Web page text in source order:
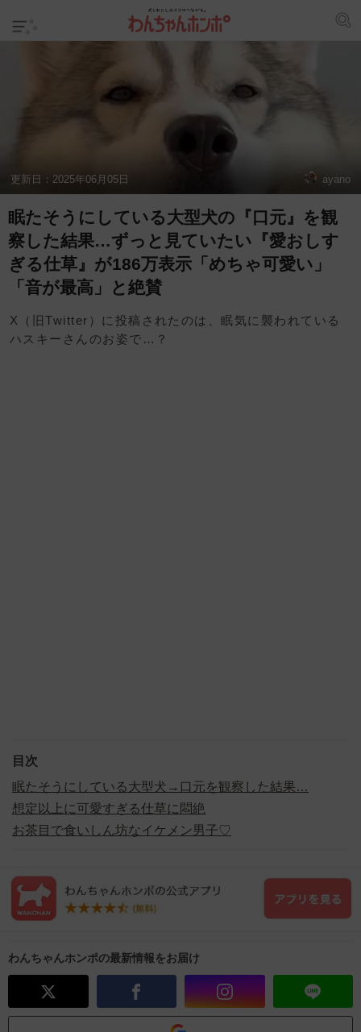
更新日： 2025年06月05日 ayano
眠たそうにしている大型犬の『口元』を観
察した結果…ずっと見ていたい『愛おしす
ぎる仕草』が186万表示「めちゃ可愛い」
「音が最高」と絶賛
X（旧Twitter）に投稿されたのは、眠気に襲われている
ハスキーさんのお姿で…？
目次
眠たそうにしている大型犬→口元を観察した結果…
想定以上に可愛すぎる仕草に悶絶
お茶目で食いしん坊なイケメン男子♡
わんちゃんホンポの最新情報をお届け